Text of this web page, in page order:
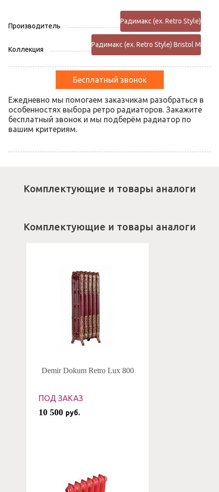
Производитель
Радимакс (ex. Retro Style)
Коллекция
Радимакс (ex. Retro Style) Bristol M
Бесплатный звонок
Ежедневно мы помогаем заказчикам разобраться в
особенностях выбора ретро радиаторов. Закажите
бесплатный звонок и мы подберём радиатор по
вашим критериям.
Комплектующие и товары аналоги
Комплектующие и товары аналоги
Demir Dokum Retro Lux 800
ПОД ЗАКАЗ
10 500 руб.